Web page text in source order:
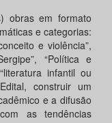
obras em formato
e categorias:
e violência”,
“Política e
infantil ou
construir um
e a difusão
as tendências